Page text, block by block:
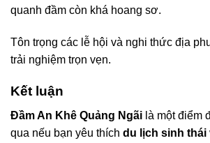
quanh đầm còn khá hoang sơ.
Tôn trọng các lễ hội và nghi thức địa
trải nghiệm trọn vẹn.
Kết luận
Đầm An Khê Quảng Ngãi là một điểm
qua nếu bạn yêu thích du lịch sinh thái